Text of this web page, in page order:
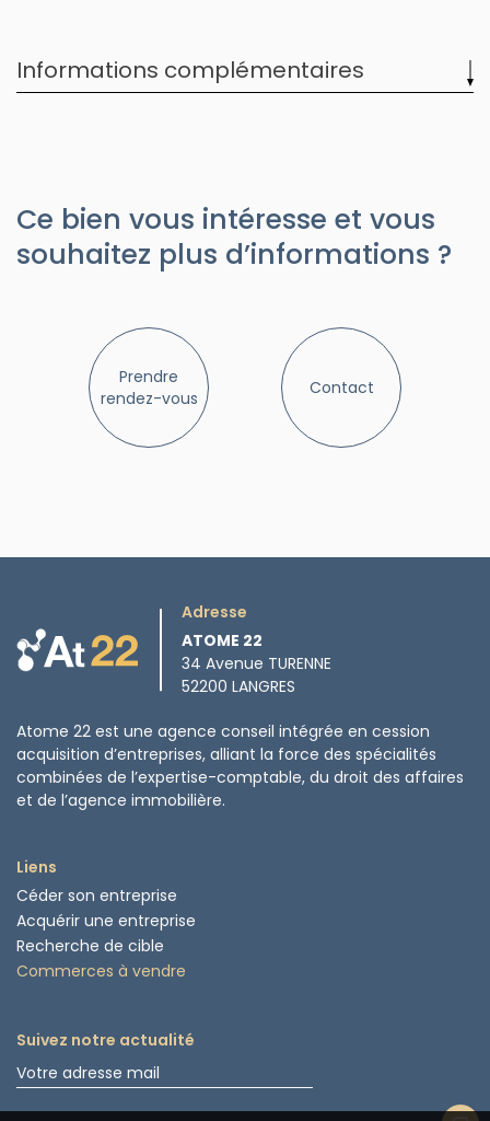
Informations complémentaires
Ce bien vous intéresse et vous
souhaitez plus d’informations ?
Prendre
rendez-vous
Contact
Adresse
ATOME 22
34 Avenue TURENNE
52200 LANGRES
Atome 22 est une agence conseil intégrée en cession
acquisition d’entreprises, alliant la force des spécialités
combinées de l’expertise-comptable, du droit des affaires
et de l’agence immobilière.
Liens
Céder son entreprise
Acquérir une entreprise
Recherche de cible
Commerces à vendre
Suivez notre actualité